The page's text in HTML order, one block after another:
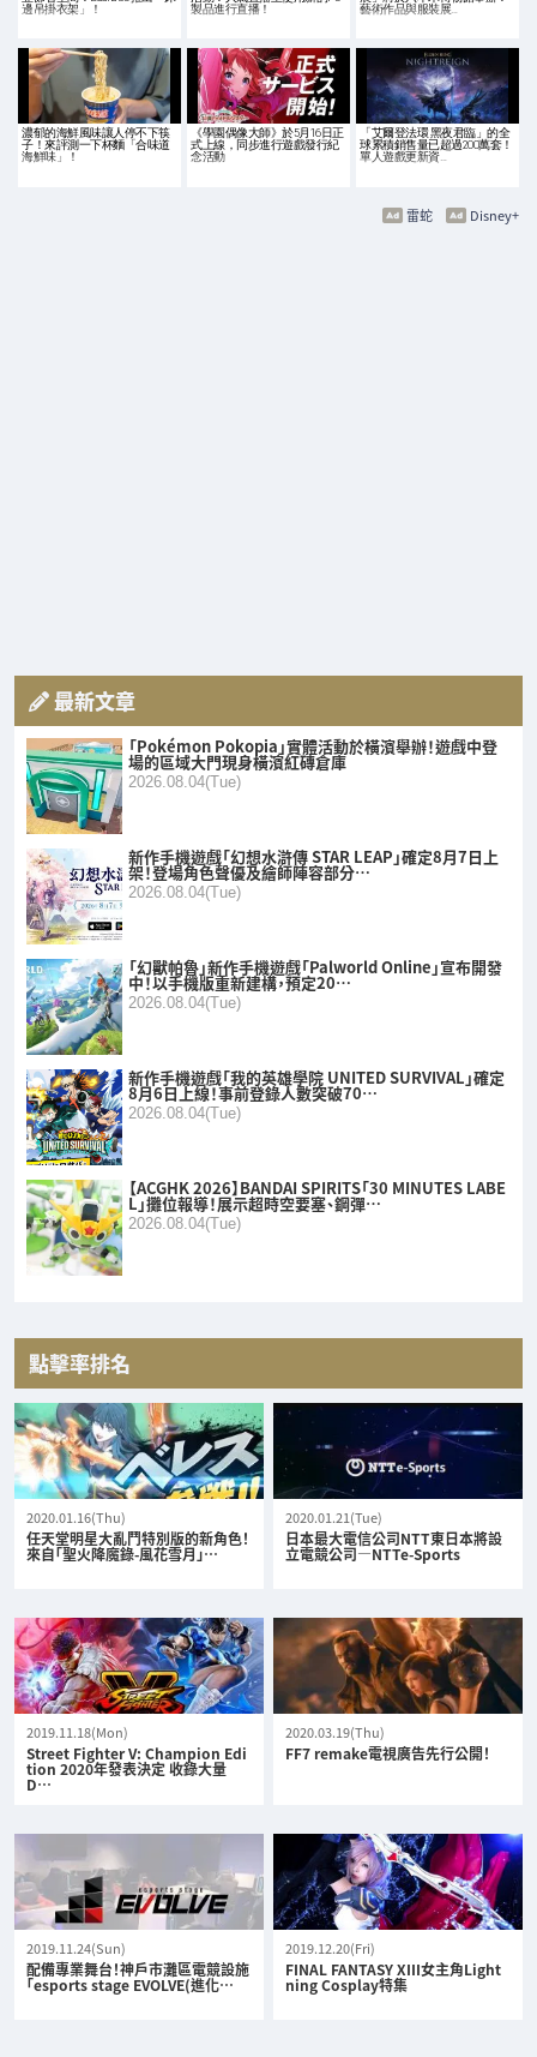
邊吊掛衣架」！
製品進行直播！
藝術作品與服裝展…
濃郁的海鮮風味讓人停不下筷
子！來評測一下杯麵「合味道
海鮮味」！
《學園偶像大師》於5月16日正
式上線，同步進行遊戲發行紀
念活動
「艾爾登法環 黑夜君臨」的全
球累積銷售量已超過200萬套！
單人遊戲更新資…
Disney+
雷蛇
最新文章
「Pokémon Pokopia」實體活動於橫濱舉辦！遊戲中登
場的區域大門現身橫濱紅磚倉庫
2026.08.04(Tue)
新作手機遊戲「幻想水滸傳 STAR LEAP」確定8月7日上
架！登場角色聲優及繪師陣容部分…
2026.08.04(Tue)
「幻獸帕魯」新作手機遊戲「Palworld Online」宣布開發
中！以手機版重新建構，預定20…
2026.08.04(Tue)
新作手機遊戲「我的英雄學院 UNITED SURVIVAL」確定
8月6日上線！事前登錄人數突破70…
2026.08.04(Tue)
【ACGHK 2026】BANDAI SPIRITS「30 MINUTES LABE
L」攤位報導！展示超時空要塞、鋼彈…
2026.08.04(Tue)
點擊率排名
2020.01.16(Thu)
任天堂明星大亂鬥特別版的新角色！
來自「聖火降魔錄-風花雪月」…
2020.01.21(Tue)
日本最大電信公司NTT東日本將設
立電競公司—NTTe-Sports
2019.11.18(Mon)
Street Fighter V: Champion Edi
tion 2020年發表決定 收錄大量
D…
2020.03.19(Thu)
FF7 remake電視廣告先行公開！
2019.11.24(Sun)
配備專業舞台！神戶市灘區電競設施
「esports stage EVOLVE(進化…
2019.12.20(Fri)
FINAL FANTASY XIII女主角Light
ning Cosplay特集